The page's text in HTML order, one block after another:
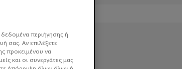
περιήγησης ή
σας. Αν επιλέξετε
προκειμένου να
και οι συνεργάτες μας